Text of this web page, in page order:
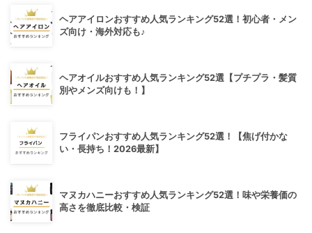
ヘアアイロンおすすめ人気ランキング52選！初心者・メン
ズ向け・海外対応も♪
ヘアオイルおすすめ人気ランキング52選【プチプラ・髪質
別やメンズ向けも！】
フライパンおすすめ人気ランキング52選！【焦げ付かな
い・長持ち！2026最新】
マヌカハニーおすすめ人気ランキング52選！味や栄養価の
高さを徹底比較・検証